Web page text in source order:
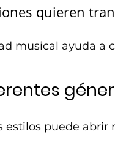
quieren
musical ayuda a
estilos puede abrir